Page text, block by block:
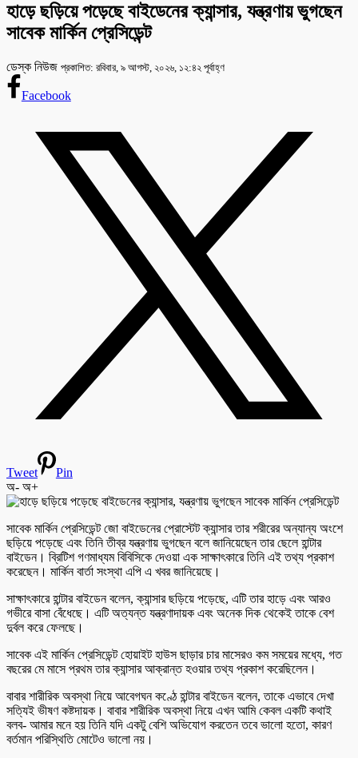
হাড়ে ছড়িয়ে পড়েছে বাইডেনের ক্যান্সার, যন্ত্রণায় ভুগছেন
সাবেক মার্কিন প্রেসিডেন্ট
ডেস্ক নিউজ প্রকাশিত: রবিবার, ৯ আগস্ট, ২০২৬, ১২:৪২ পূর্বাহ্ণ
Facebook
Tweet
Pin
অ- অ+
সাবেক মার্কিন প্রেসিডেন্ট জো বাইডেনের প্রোস্টেট ক্যান্সার তার শরীরের অন্যান্য অংশে
ছড়িয়ে পড়েছে এবং তিনি তীব্র যন্ত্রণায় ভুগছেন বলে জানিয়েছেন তার ছেলে হান্টার
বাইডেন। ব্রিটিশ গণমাধ্যম বিবিসিকে দেওয়া এক সাক্ষাৎকারে তিনি এই তথ্য প্রকাশ
করেছেন। মার্কিন বার্তা সংস্থা এপি এ খবর জানিয়েছে।
সাক্ষাৎকারে হান্টার বাইডেন বলেন, ক্যান্সার ছড়িয়ে পড়েছে, এটি তার হাড়ে এবং আরও
গভীরে বাসা বেঁধেছে। এটি অত্যন্ত যন্ত্রণাদায়ক এবং অনেক দিক থেকেই তাকে বেশ
দুর্বল করে ফেলছে।
সাবেক এই মার্কিন প্রেসিডেন্ট হোয়াইট হাউস ছাড়ার চার মাসেরও কম সময়ের মধ্যে, গত
বছরের মে মাসে প্রথম তার ক্যান্সার আক্রান্ত হওয়ার তথ্য প্রকাশ করেছিলেন।
বাবার শারীরিক অবস্থা নিয়ে আবেগঘন কণ্ঠে হান্টার বাইডেন বলেন, তাকে এভাবে দেখা
সত্যিই ভীষণ কষ্টদায়ক। বাবার শারীরিক অবস্থা নিয়ে এখন আমি কেবল একটি কথাই
বলব- আমার মনে হয় তিনি যদি একটু বেশি অভিযোগ করতেন তবে ভালো হতো, কারণ
বর্তমান পরিস্থিতি মোটেও ভালো নয়।